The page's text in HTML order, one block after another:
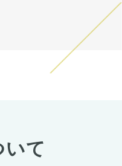
にて、診察させていただいた
上でその方一人一人の状態を
ふまえて、治療法をご提案し
いて